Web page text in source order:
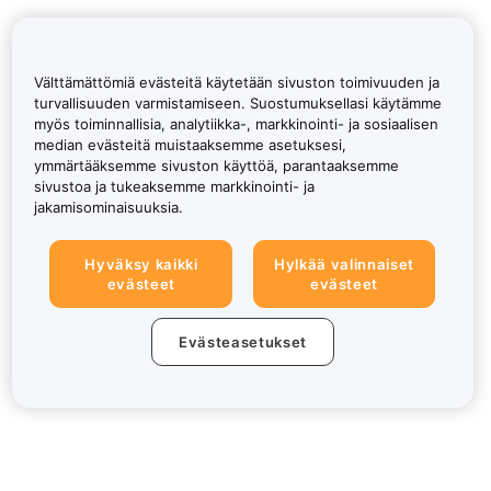
Välttämättömiä evästeitä käytetään sivuston toimivuuden ja
turvallisuuden varmistamiseen. Suostumuksellasi käytämme
myös toiminnallisia, analytiikka-, markkinointi- ja sosiaalisen
median evästeitä muistaaksemme asetuksesi,
ymmärtääksemme sivuston käyttöä, parantaaksemme
sivustoa ja tukeaksemme markkinointi- ja
jakamisominaisuuksia.
Hyväksy kaikki
evästeet
Hylkää valinnaiset
evästeet
Evästeasetukset